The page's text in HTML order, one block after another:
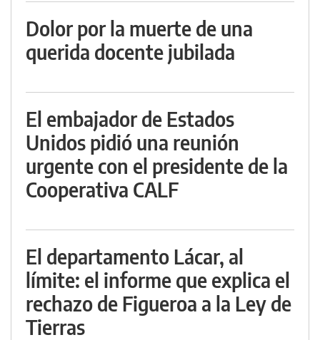
Dolor por la muerte de una
querida docente jubilada
El embajador de Estados
Unidos pidió una reunión
urgente con el presidente de la
Cooperativa CALF
El departamento Lácar, al
límite: el informe que explica el
rechazo de Figueroa a la Ley de
Tierras